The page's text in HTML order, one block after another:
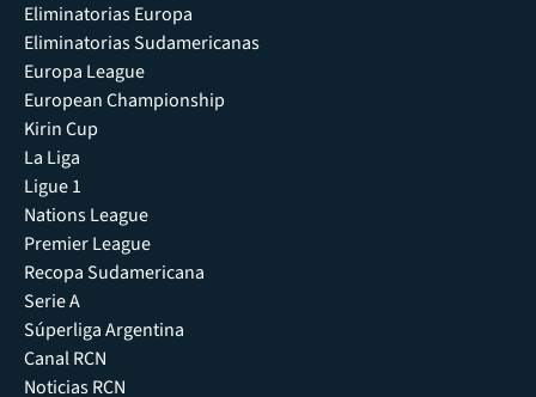
Eliminatorias Europa
Eliminatorias Sudamericanas
Europa League
European Championship
Kirin Cup
La Liga
Ligue 1
Nations League
Premier League
Recopa Sudamericana
Serie A
Súperliga Argentina
Canal RCN
Noticias RCN